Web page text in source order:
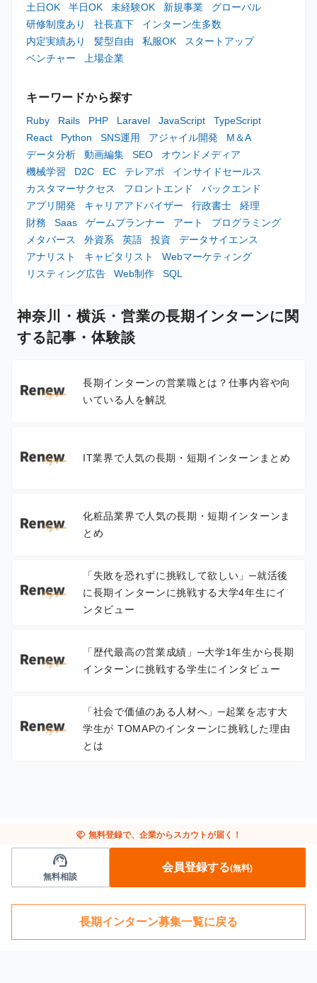
土日OK
半日OK 未経験OK 新規事業
グローバル
研修制度あり
社長直下
インターン生多数
内定実績あり
髪型自由 私服OK
スタートアップ
ベンチャー
上場企業
キーワードから探す
Ruby Rails PHP Laravel JavaScript
TypeScript
React
Python SNS運用 アジャイル開発
M＆A
データ分析
動画編集 SEO
オウンドメディア
機械学習
D2C EC テレアポ
インサイドセールス
カスタマーサクセス
フロントエンド
バックエンド
アプリ開発
キャリアアドバイザー 行政書士
経理
財務
Saas ゲームプランナー アート
プログラミング
メタバース
外資系 英語 投資
データサイエンス
アナリスト
キャピタリスト
Webマーケティング
リスティング広告
Web制作 SQL
神奈川・横浜・営業の長期インターンに関
する記事・体験談
長期インターンの営業職とは？仕事内容や向
いている人を解説
IT業界で人気の長期・短期インターンまとめ
化粧品業界で人気の長期・短期インターンま
とめ
「失敗を恐れずに挑戦して欲しい」─就活後
に長期インターンに挑戦する大学4年生にイ
ンタビュー
「歴代最高の営業成績」─大学1年生から長期
インターンに挑戦する学生にインタビュー
「社会で価値のある人材へ」─起業を志す大
学生が TOMAPのインターンに挑戦した理由
とは
handshake 無料登録で、企業からスカウトが届く！
support_agent
無料相談
会員登録する(無料)
長期インターン募集一覧に戻る